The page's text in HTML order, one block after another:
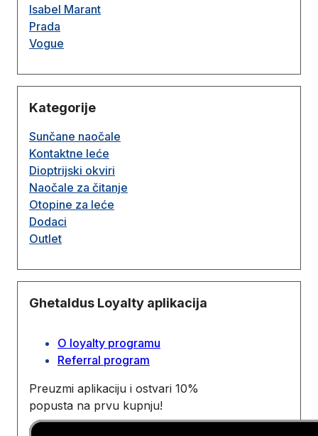
Isabel Marant
Prada
Vogue
Kategorije
Sunčane naočale
Kontaktne leće
Dioptrijski okviri
Naočale za čitanje
Otopine za leće
Dodaci
Outlet
Ghetaldus Loyalty aplikacija
O loyalty programu
Referral program
Preuzmi aplikaciju i ostvari 10%
popusta na prvu kupnju!